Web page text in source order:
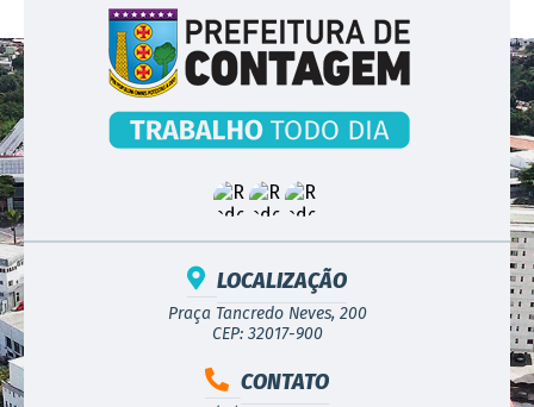
LOCALIZAÇÃO
Praça Tancredo Neves, 200
CEP: 32017-900
CONTATO